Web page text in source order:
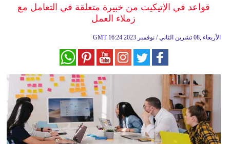
وموسيقى
سياحة
وسفر
ديكور
قواعد في الإتيكيت من خبيرة متعلقة في التعامل مع
زملاء العمل
GMT 16:24 2023 الأربعاء ,08 تشرين الثاني / نوفمبر